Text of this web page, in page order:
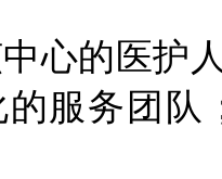
心的医护
服务团队